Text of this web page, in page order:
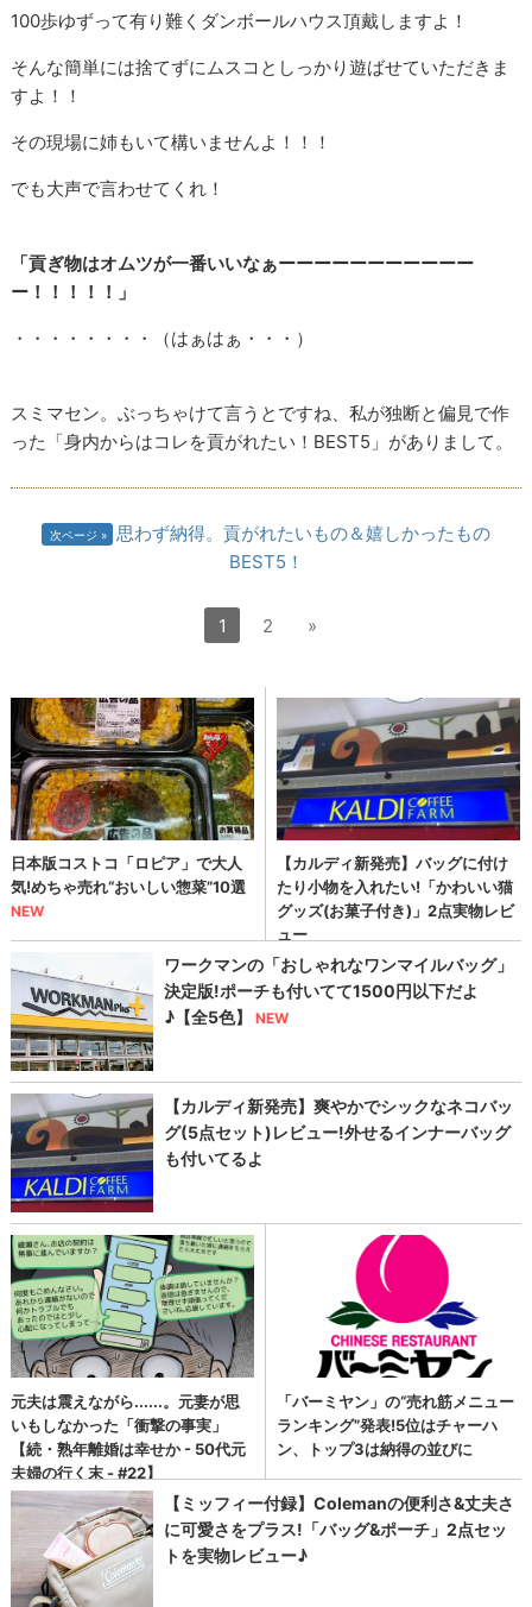
100歩ゆずって有り難くダンボールハウス頂戴しますよ！
そんな簡単には捨てずにムスコとしっかり遊ばせていただきま
すよ！！
その現場に姉もいて構いませんよ！！！
でも大声で言わせてくれ！
「貢ぎ物はオムツが一番いいなぁーーーーーーーーーーー
ー！！！！！」
・・・・・・・・（はぁはぁ・・・）
スミマセン。ぶっちゃけて言うとですね、私が独断と偏見で作
った「身内からはコレを貢がれたい！BEST5」がありまして。
次ページ
思わず納得。貢がれたいもの＆嬉しかったもの
BEST5！
1 2 »